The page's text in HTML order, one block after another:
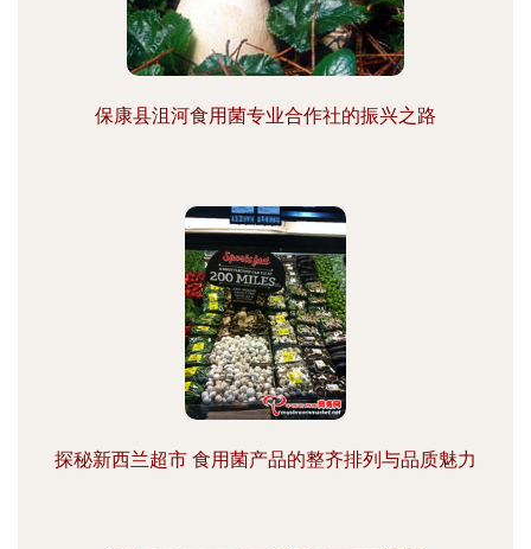
保康县沮河食用菌专业合作社的振兴之路
探秘新西兰超市 食用菌产品的整齐排列与品质魅力